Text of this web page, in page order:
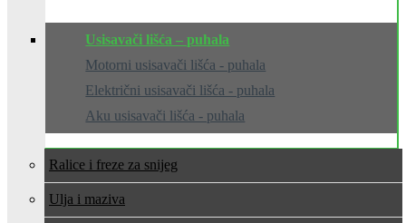
Usisavači lišća – puhala
Motorni usisavači lišća - puhala
Električni usisavači lišća - puhala
Aku usisavači lišća - puhala
Ralice i freze za snijeg
Ulja i maziva